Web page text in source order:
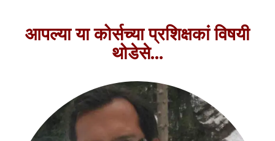
आपल्या या कोर्सच्या प्रशिक्षकां विषयी
थोडेसे...